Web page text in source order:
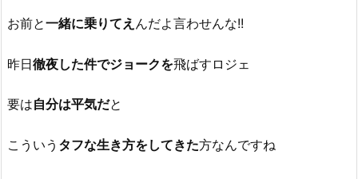
お前と一緒に乗りてえ んだよ言わせんな!!
昨日徹夜した件でジョークを飛ばすロジェ
要は自分は平気だと
こういう タフな生き方をしてきた方なんですね